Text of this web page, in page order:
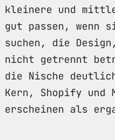
kleinere und
gut passen, wenn
suchen, die
nicht getrennt
die Nische
Kern, Shopify und
erscheinen als